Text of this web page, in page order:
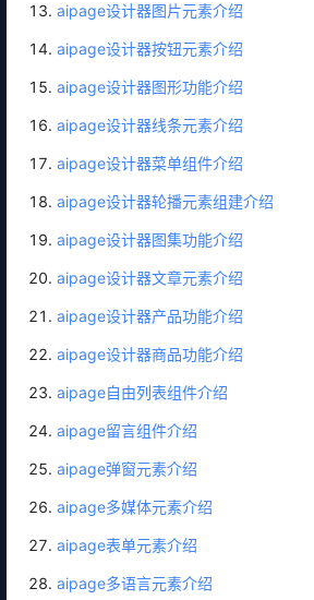
aipage设计器图片元素介绍
aipage设计器按钮元素介绍
aipage设计器图形功能介绍
aipage设计器线条元素介绍
aipage设计器菜单组件介绍
aipage设计器轮播元素组建介绍
aipage设计器图集功能介绍
aipage设计器文章元素介绍
aipage设计器产品功能介绍
aipage设计器商品功能介绍
aipage自由列表组件介绍
aipage留言组件介绍
aipage弹窗元素介绍
aipage多媒体元素介绍
aipage表单元素介绍
aipage多语言元素介绍